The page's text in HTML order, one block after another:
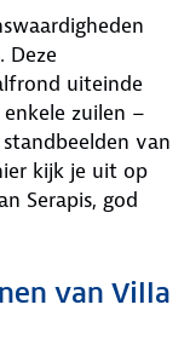
Deze
uiteinde
zuilen –
van
kijk je uit op
Serapis, god
van Villa